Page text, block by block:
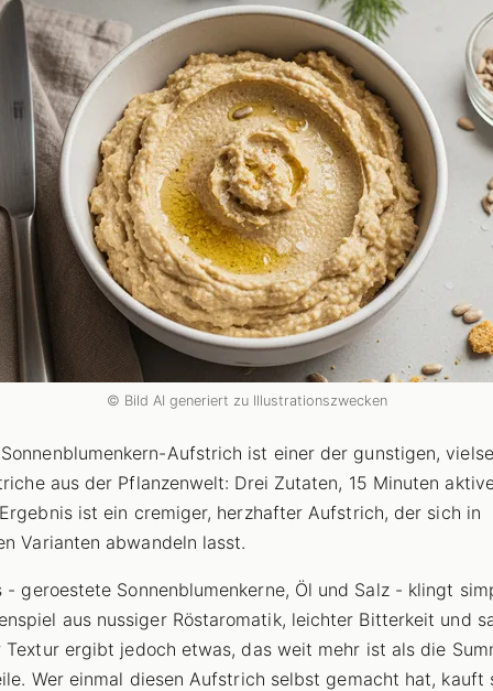
© Bild AI generiert zu Illustrationszwecken
Aufstrich ist einer der gunstigen,
aus der Pflanzenwelt: Drei Zutaten, 15 Minuten
ist ein cremiger, herzhafter Aufstrich, der sich in
Varianten abwandeln lasst.
- geroestete Sonnenblumenkerne, Öl und Salz - klingt
aus nussiger Röstaromatik, leichter Bitterkeit und
Textur ergibt jedoch etwas, das weit mehr ist als die
Wer einmal diesen Aufstrich selbst gemacht hat, kauft